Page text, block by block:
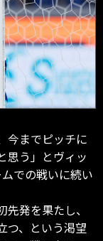
今までピッチに
思う」とヴィッ
での戦いに続い
発を果たし、
つ、という渇望